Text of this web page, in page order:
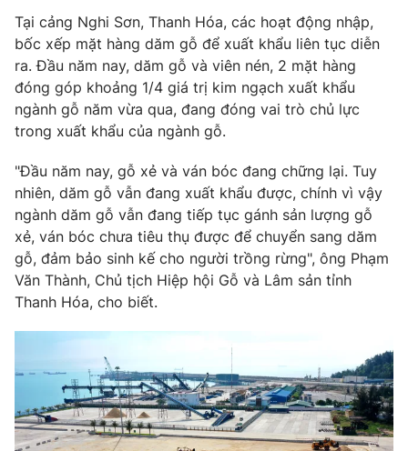
Giải sao mai
Sao
Làm đẹp
Chất lượng cuộc sống
Giáo dục
Tuyển sinh
Học trực tuyến
Công nghệ
Hitech Công nghệ tương lai
Sản phẩm
Thị trường
Tư vấn
Giao lưu trực tuyến
Lịch phát sóng
Chuyên mục khác
Emagazine Podcast
Video Shorts video
VTV Money VTV Thể thao
Tại cảng Nghi Sơn, Thanh Hóa, các hoạt động nhập,
bốc xếp mặt hàng dăm gỗ để xuất khẩu liên tục diễn
ra. Đầu năm nay, dăm gỗ và viên nén, 2 mặt hàng
đóng góp khoảng 1/4 giá trị kim ngạch xuất khẩu
ngành gỗ năm vừa qua, đang đóng vai trò chủ lực
trong xuất khẩu của ngành gỗ.
"Đầu năm nay, gỗ xẻ và ván bóc đang chững lại. Tuy
nhiên, dăm gỗ vẫn đang xuất khẩu được, chính vì vậy
ngành dăm gỗ vẫn đang tiếp tục gánh sản lượng gỗ
xẻ, ván bóc chưa tiêu thụ được để chuyển sang dăm
gỗ, đảm bảo sinh kế cho người trồng rừng", ông Phạm
Văn Thành, Chủ tịch Hiệp hội Gỗ và Lâm sản tỉnh
Thanh Hóa, cho biết.